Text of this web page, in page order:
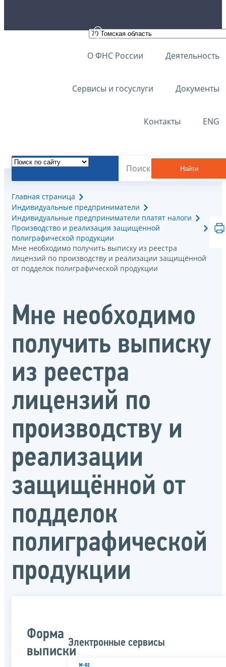
О ФНС России Деятельность
Сервисы и госуслуги Документы
Контакты ENG
Найти
Главная страница
Индивидуальные предприниматели
Индивидуальные предприниматели платят налоги
Производство и реализация защищённой
полиграфической продукции
Мне необходимо получить выписку из реестра
лицензий по производству и реализации защищённой
от подделок полиграфической продукции
Мне необходимо
получить выписку
из реестра
лицензий по
производству и
реализации
защищённой от
подделок
полиграфической
продукции
Форма
выписки
Электронные сервисы